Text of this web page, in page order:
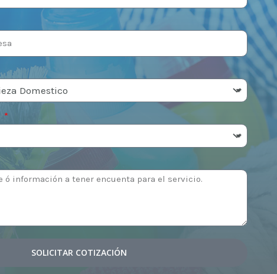
SOLICITAR COTIZACIÓN